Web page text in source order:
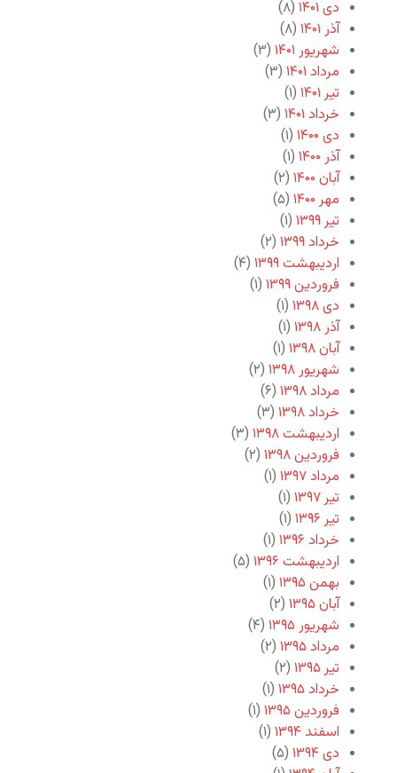
دی ۱۴۰۱
(۸)
آذر ۱۴۰۱
(۸)
شهریور ۱۴۰۱
(۳)
مرداد ۱۴۰۱
(۳)
تیر ۱۴۰۱
(۱)
خرداد ۱۴۰۱
(۳)
دی ۱۴۰۰
(۱)
آذر ۱۴۰۰
(۱)
آبان ۱۴۰۰
(۲)
مهر ۱۴۰۰
(۵)
تیر ۱۳۹۹
(۱)
خرداد ۱۳۹۹
(۲)
اردیبهشت ۱۳۹۹
(۴)
فروردین ۱۳۹۹
(۱)
دی ۱۳۹۸
(۱)
آذر ۱۳۹۸
(۱)
آبان ۱۳۹۸
(۱)
شهریور ۱۳۹۸
(۲)
مرداد ۱۳۹۸
(۶)
خرداد ۱۳۹۸
(۳)
اردیبهشت ۱۳۹۸
(۳)
فروردین ۱۳۹۸
(۲)
مرداد ۱۳۹۷
(۱)
تیر ۱۳۹۷
(۱)
تیر ۱۳۹۶
(۱)
خرداد ۱۳۹۶
(۱)
اردیبهشت ۱۳۹۶
(۵)
بهمن ۱۳۹۵
(۱)
آبان ۱۳۹۵
(۲)
شهریور ۱۳۹۵
(۴)
مرداد ۱۳۹۵
(۲)
تیر ۱۳۹۵
(۲)
خرداد ۱۳۹۵
(۱)
فروردین ۱۳۹۵
(۱)
اسفند ۱۳۹۴
(۱)
دی ۱۳۹۴
(۵)